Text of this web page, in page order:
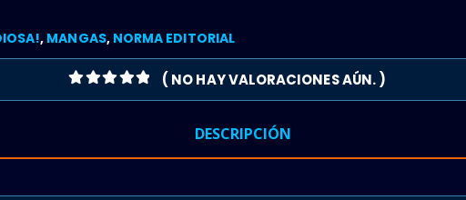
, MANGAS, NORMA EDITORIAL
( NO HAY VALORACIONES AÚN. )
DESCRIPCIÓN